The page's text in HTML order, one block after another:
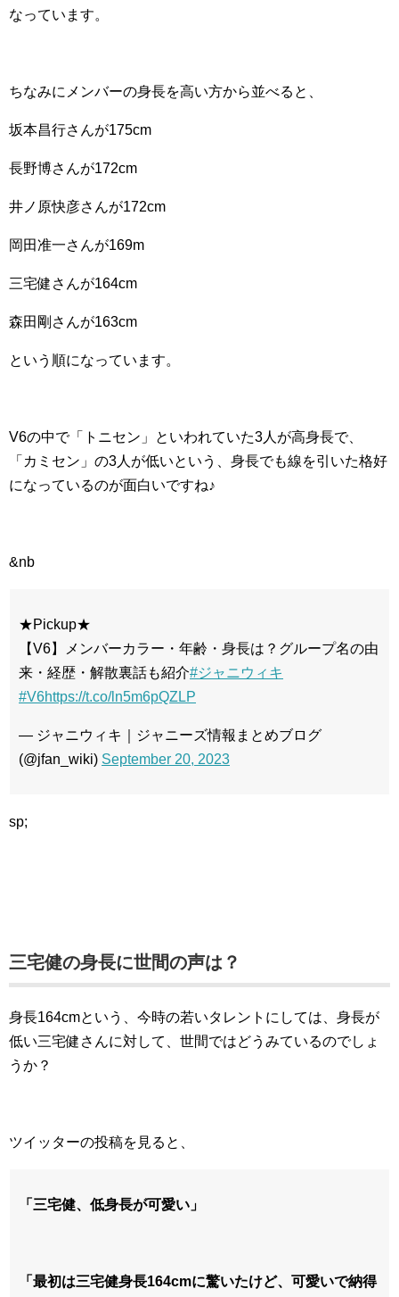
なっています。
ちなみにメンバーの身長を高い方から並べると、
坂本昌行さんが175cm
長野博さんが172cm
井ノ原快彦さんが172cm
岡田准一さんが169m
三宅健さんが164cm
森田剛さんが163cm
という順になっています。
V6の中で「トニセン」といわれていた3人が高身長で、
「カミセン」の3人が低いという、身長でも線を引いた格好
になっているのが面白いですね♪
&nb
★Pickup★
【V6】メンバーカラー・年齢・身長は？グループ名の由
来・経歴・解散裏話も紹介#ジャニウィキ
#V6https://t.co/ln5m6pQZLP
— ジャニウィキ｜ジャニーズ情報まとめブログ
(@jfan_wiki) September 20, 2023
sp;
三宅健の身長に世間の声は？
身長164cmという、今時の若いタレントにしては、身長が
低い三宅健さんに対して、世間ではどうみているのでしょ
うか？
ツイッターの投稿を見ると、
「三宅健、低身長が可愛い」
「最初は三宅健身長164cmに驚いたけど、可愛いで納得